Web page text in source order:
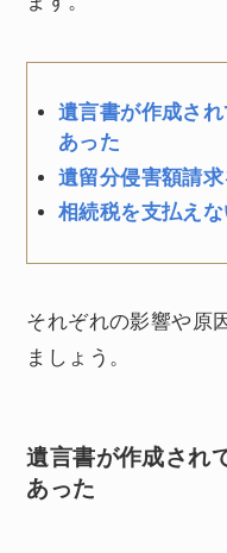
遺言書が作成さ
あった
遺留分侵害額請
相続税を支払え
それぞれの影響や原
ましょう。
遺言書が作成され
あった